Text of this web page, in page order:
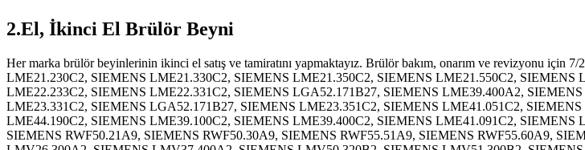
2.El, İkinci El Brülör Beyni
Her marka brülör beyinlerinin ikinci el satış ve tamiratını yapmaktayız. Brülör bakım, onarım ve revizyonu için 7/24 teknik servis hizmeti verilmektedir. 2.el, ikinci el SIEMENS LME21.130C2, SIEMENS LME21.230C2, SIEMENS LME21.330C2, SIEMENS LME21.350C2, SIEMENS LME21.550C2, SIEMENS LME22.131C2, SIEMENS LME22.231C2, SIEMENS LME22.232C2, SIEMENS LME22.233C2, SIEMENS LME22.331C2, SIEMENS LGA52.171B27, SIEMENS LME39.400A2, SIEMENS LME41.054C2, SIEMENS LME11.230C2, SIEMENS LME11.330C2, SIEMENS LME23.331C2, SIEMENS LGA52.171B27, SIEMENS LME23.351C2, SIEMENS LME41.051C2, SIEMENS LME41.054C2, SIEMENS LME44.056C2, SIEMENS LME44.057C2, SIEMENS LME44.190C2, SIEMENS LME39.100C2, SIEMENS LME39.400C2, SIEMENS LME41.091C2, SIEMENS LME73.000A2, SIEMENS PME73.840A2, SIEMENS PME73.831A2, SIEMENS LFS1.21A2, SIEMENS RWF50.21A9, SIEMENS RWF50.30A9, SIEMENS RWF55.51A9, SIEMENS RWF55.60A9, SIEMENS LDU11.323A27, SIEMENS LDU11.523A27, SIEMENS LMV27.100A2, SIEMENS LMV26.300A2, SIEMENS LMV37.400A2, SIEMENS LMV50.320B2, SIEMENS LMV51.300B2, SIEMENS LMV52.200B2, SIEMENS LMV52.400B2,SIEMENS LMO14.111C2, SIEMENS LMO14.113C2, SIEMENS LMO24.255C2, SIEMENS LMO24.011C2, SIEMENS LMO24.111C2, SIEMENS LMO44.255C2, LGB21.330A27, SIEMENS LMG21.330B27, SIEMENS LGB22.330B27, SIEMENS LGB22.330A27, SIEMENS LME22.233C2RL, SIEMENS LME11.330C2BT, SIEMENS LME21.430C2BT, SIEMENS LMO44.255C2BT, SIEMENS LME22.233C2BT, SIEMENS LME22.331C2BT, SIEMENS LME21.330C2BT, SIEMENS LMG22.330B27, SIEMENS LFL1.122, SIEMENS LFL1.133, SIEMENS LFL1.322, SIEMENS LFL1.333, SIEMENS LFL1.335, SIEMENS LFL1.332, SIEMENS LFL1.622, SIEMENS LFL1.635, SIEMENS LFL1.638, SIEMENS LFL1.148, SIEMENS RMG/M88.62C2, SIEMENS RMO88.53C2, SIEMENS RMO88.53A2, SIEMENS LGK16.122A27, SIEMENS LGK16.133A27, SIEMENS LGK16.322A27, SIEMENS LGK16.333A27, SIEMENS LGK16.335A27, SIEMENS LGK16.622A27, SIEMENS LGK16.635A27, SIEMENS LAO 24.171.B27, SIEMENS LOA25.173C27, SIEMENS LOA26.171B27, SIEMENS LOA28.173A27, SIEMENS LOA 36.171.A27, SIEMENS LAL1.25, SIEMENS LAL2.25, SIEMENS LAL2.14, SIEMENS LAL2.65, SIEMENS LAL3.25, SIEMENS LFS1.11A2, SIEMENS LOK16.140A27, SIEMENS LOK16.250A27, SIEMENS LOK16.650A27 satışı yapıyoruz. 2.el, ikinci el Siemens Landis LFE10, Siemens Landis LAE10, Siemens Landis LFE50, Siemens Landis LAE1/1355, Siemens Landis LFE1.1/8854, Siemens Landis LFE1/8851, Siemens Landis LFE1/8853, Siemens Landis LFE1/8866, Siemens Landis LFE1/8867, Siemens Landis LFE1/8868, Siemens Landis LFE1/8892 satışı yapıyoruz. 2.el, ikinci el BRAHMA SM 592n/s, BRAHMA CM 191N.2, BRAHMA VM41, BRAHMA GF2, BRAHMA CM31F, BRAHMA SR3, BRAHMA G22, BRAHMA MF2, BRAHMA AT5/TR, BRAHMA VM42, BRAHMA RE3, BRAHMA GF3, BRAHMA SM 152N.2, BRAHMA GE1, BRAHMA VE3.2 satışı yapıyoruz. 2.el, ikinci el R.B.L. MMI 813.1, HONEYWELL MMI 813.1 MOD 23, HONEYWELL MMI 810.1 MOD 33, HONEYWELL TMG 740-3 MOD 32, R.B.L. MMI 813.1, HONEYWELL TFI 812.2 MOD 5, HONEYWELL DMG 970 MOD 01, HONEYWELL DMG 972 MOD 01, HONEYWELL DMG 973 MOD 01, HONEYWELL DKG 972 MOD 10, HONEYWELL TMO 720-4, HONEYWELL TF 830.3(801), HONEYWELL TF 832.3(802), HONEYWELL TF 976, HONEYWELL DKW 972 (MMO872), HONEYWELL TFI 812.2, HONEYWELL EC7810A, HONEYWELL EC7820A, HONEYWELL EC7830A, HONEYWELL EC7850A satışı yapıyoruz. 2.el, ikinci el SATRONIC TMG 740-3, SATRONIC MMI 962.1, SATRONIC DLG 976-N, SATRONIC TMG 740-3, SATRONIC DKG 972-N, SATRONIC TFI 812.2, SATRONIC DLG 976-N, SATRONIC DMG 973-N, SATRONIC DMG 972-N, SATRONIC DMG 970-N, SATRONIC MMG 810.1, SATRONIC TF830.3, SATRONIC TF832.3, SATRONIC TF976, SATRONIC DKW972, SATRONIC TF 701-1, SATRONIC MMI 962.1, SATRONIC MMI 813.1, SATRONIC MMI 810 satışı yapıyoruz. 2.el, ikinci el Danfoss BAO 3C, Danfoss OBC82.10, Danfoss BHO 64, Danfoss BHO72.10, Danfoss BHO 11, Danfoss BHO 15, Danfoss BHO12.1, Danfoss BHO 61, Danfoss BHO 70, Danfoss OBC82.10, Danfoss BAO 3C, ERA 01GC1, Kromschroder IFS 244-3/1W, Kromschroder IFS 244-3/1WZ satışı yapıyoruz. 2.el, ikinci el Kromschroder IFD 244-3/1W, Kromschroder IFD 244-3/1WI, Kromschroder IFS 244-5/1W, Kromschroder IFD 244-5/1W, Kromschroder IFD 244-5/1WI, Kromschroder IFD 258/1W, Kromschroder IFD 258-10/1W, Kromschroder IFD 258-5/1W, Kromschroder IFD 258-10/1Q, Kromschroder IFD 258-5/1Q, Kromachroder IFD 258-5/1W1 satışı yapıyoruz. 2.el, ikinci el Riello RMG/M88.62C2, Riello RMO88.53C2, Riello RMO88.53A2, R.B.L RMO88.53C2, R.B.L. Riello 508SE, RBL Riello 503 SE, RBL Riello 530/SE, Riello RMG508SE, Riello 525/SE, Riello 509/SE satışı yapıyoruz. 2.el, ikinci el LANDIS LFL1.322, LANDIS LFL1.122, LANDIS LFL1.133, LANDIS LFL1.148, LANDIS LFL1.333, LANDIS LFL1.335, LANDIS LGA52, LANDIS LGB 21, LANDIS LGB 22, LANDIS LAC 1.025, LANDIS LMG 22.233B27, LANDIS LOA24, LANDIS LAE 10, LANDIS LOA26.171A27, LANDIS LAB1 satışı yapıyoruz. 2.el, ikinci el RVP75.230 satışı yapıyoruz. 2.el, ikinci el RVP75.237 satışı yapıyoruz. 2.el, ikinci el RVP65.130 satışı yapıyoruz. 2.el, ikinci el RVP55.1 satışı yapıyoruz. 2.el, ikinci el RVP45.500 satışı yapıyoruz. 2.el, ikinci el RVP45.130 satışı yapıyoruz. 2.el, ikinci el ECEE MA 55H, ECEE MA 810 satışı yapıyoruz. 2.el, ikinci el